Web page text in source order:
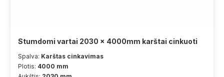
Stumdomi vartai 2030 x 4000mm karštai cinkuoti
Spalva: Karštas cinkavimas
Plotis: 4000 mm